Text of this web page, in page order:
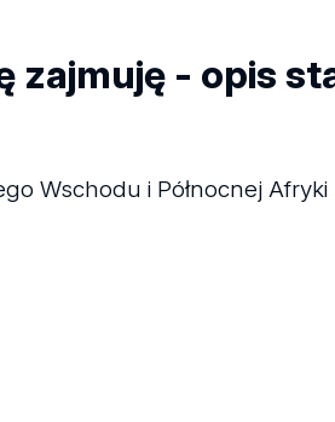
zajmuję - opis
Wschodu i Północnej Afryki